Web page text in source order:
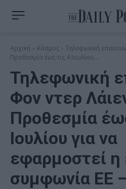
Αρχική Κόσμος
Τηλεφωνική
Προθεσμία έως τις 4 Ιουλίου...
Τηλεφωνική
Φον ντερ
Προθεσμία
Ιουλίου για να
εφαρμοστεί η
συμφωνία ΕΕ